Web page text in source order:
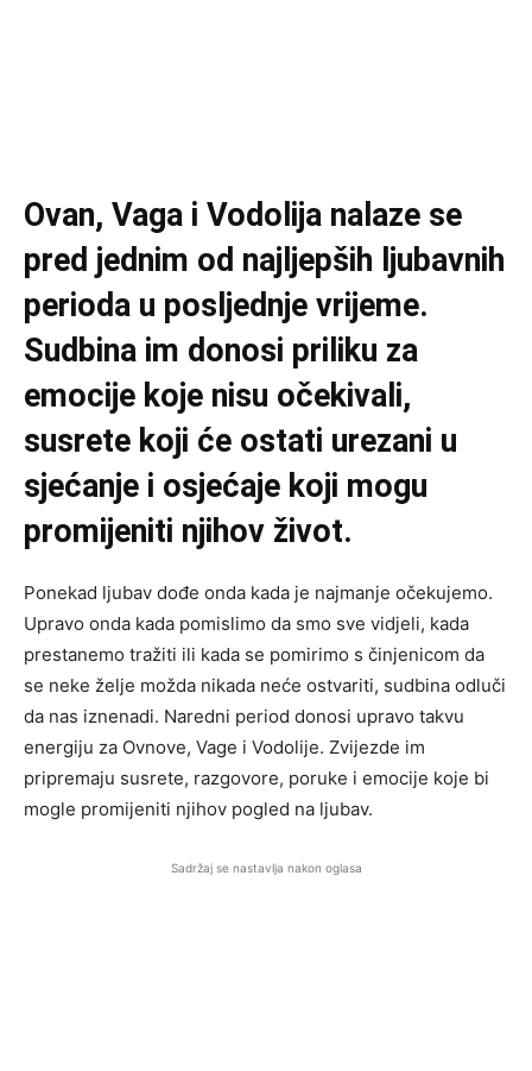
Ovan, Vaga i Vodolija nalaze se
pred jednim od najljepših ljubavnih
perioda u posljednje vrijeme.
Sudbina im donosi priliku za
emocije koje nisu očekivali,
susrete koji će ostati urezani u
sjećanje i osjećaje koji mogu
promijeniti njihov život.
Ponekad ljubav dođe onda kada je najmanje očekujemo.
Upravo onda kada pomislimo da smo sve vidjeli, kada
prestanemo tražiti ili kada se pomirimo s činjenicom da
se neke želje možda nikada neće ostvariti, sudbina odluči
da nas iznenadi. Naredni period donosi upravo takvu
energiju za Ovnove, Vage i Vodolije. Zvijezde im
pripremaju susrete, razgovore, poruke i emocije koje bi
mogle promijeniti njihov pogled na ljubav.
Sadržaj se nastavlja nakon oglasa